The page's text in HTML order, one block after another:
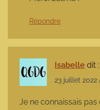
Répondre
Isabelle dit :
23 juillet 2022
Je ne connaissais